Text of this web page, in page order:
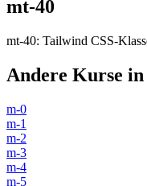
mt-40
mt-40: Tailwind CSS-
Andere Kurse
m-0
m-1
m-2
m-3
m-4
m-5